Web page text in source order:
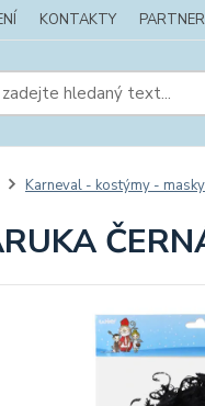
KONTAKTY
Karneval - kostýmy - masky